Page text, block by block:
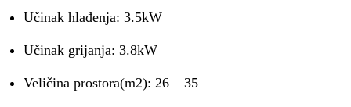
Učinak hlađenja: 3.5kW
Učinak grijanja: 3.8kW
Veličina prostora(m2): 26 – 35